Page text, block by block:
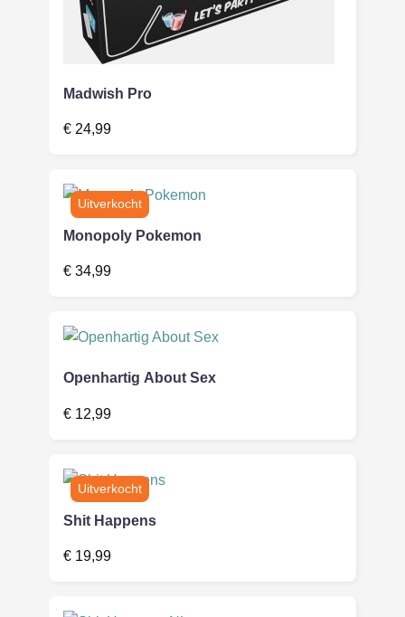
Madwish Pro
€ 24,99
Monopoly Pokemon
€ 34,99
Openhartig About Sex
€ 12,99
Shit Happens
€ 19,99